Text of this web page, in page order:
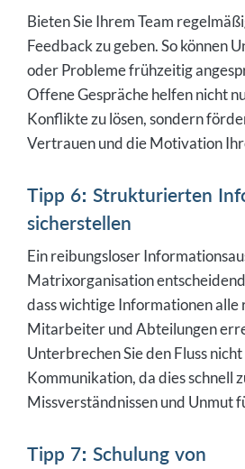
Bieten Sie Ihrem Team
Feedback zu geben. So können
oder Probleme frühzeitig
Offene Gespräche helfen nicht
Konflikte zu lösen, sondern
Vertrauen und die Motivation
Tipp 6: Strukturierten
sicherstellen
Ein reibungsloser
Matrixorganisation
dass wichtige Informationen alle
Mitarbeiter und Abteilungen
Unterbrechen Sie den Fluss
Kommunikation, da dies schnell
Missverständnissen und Unmut
Tipp 7: Schulung von